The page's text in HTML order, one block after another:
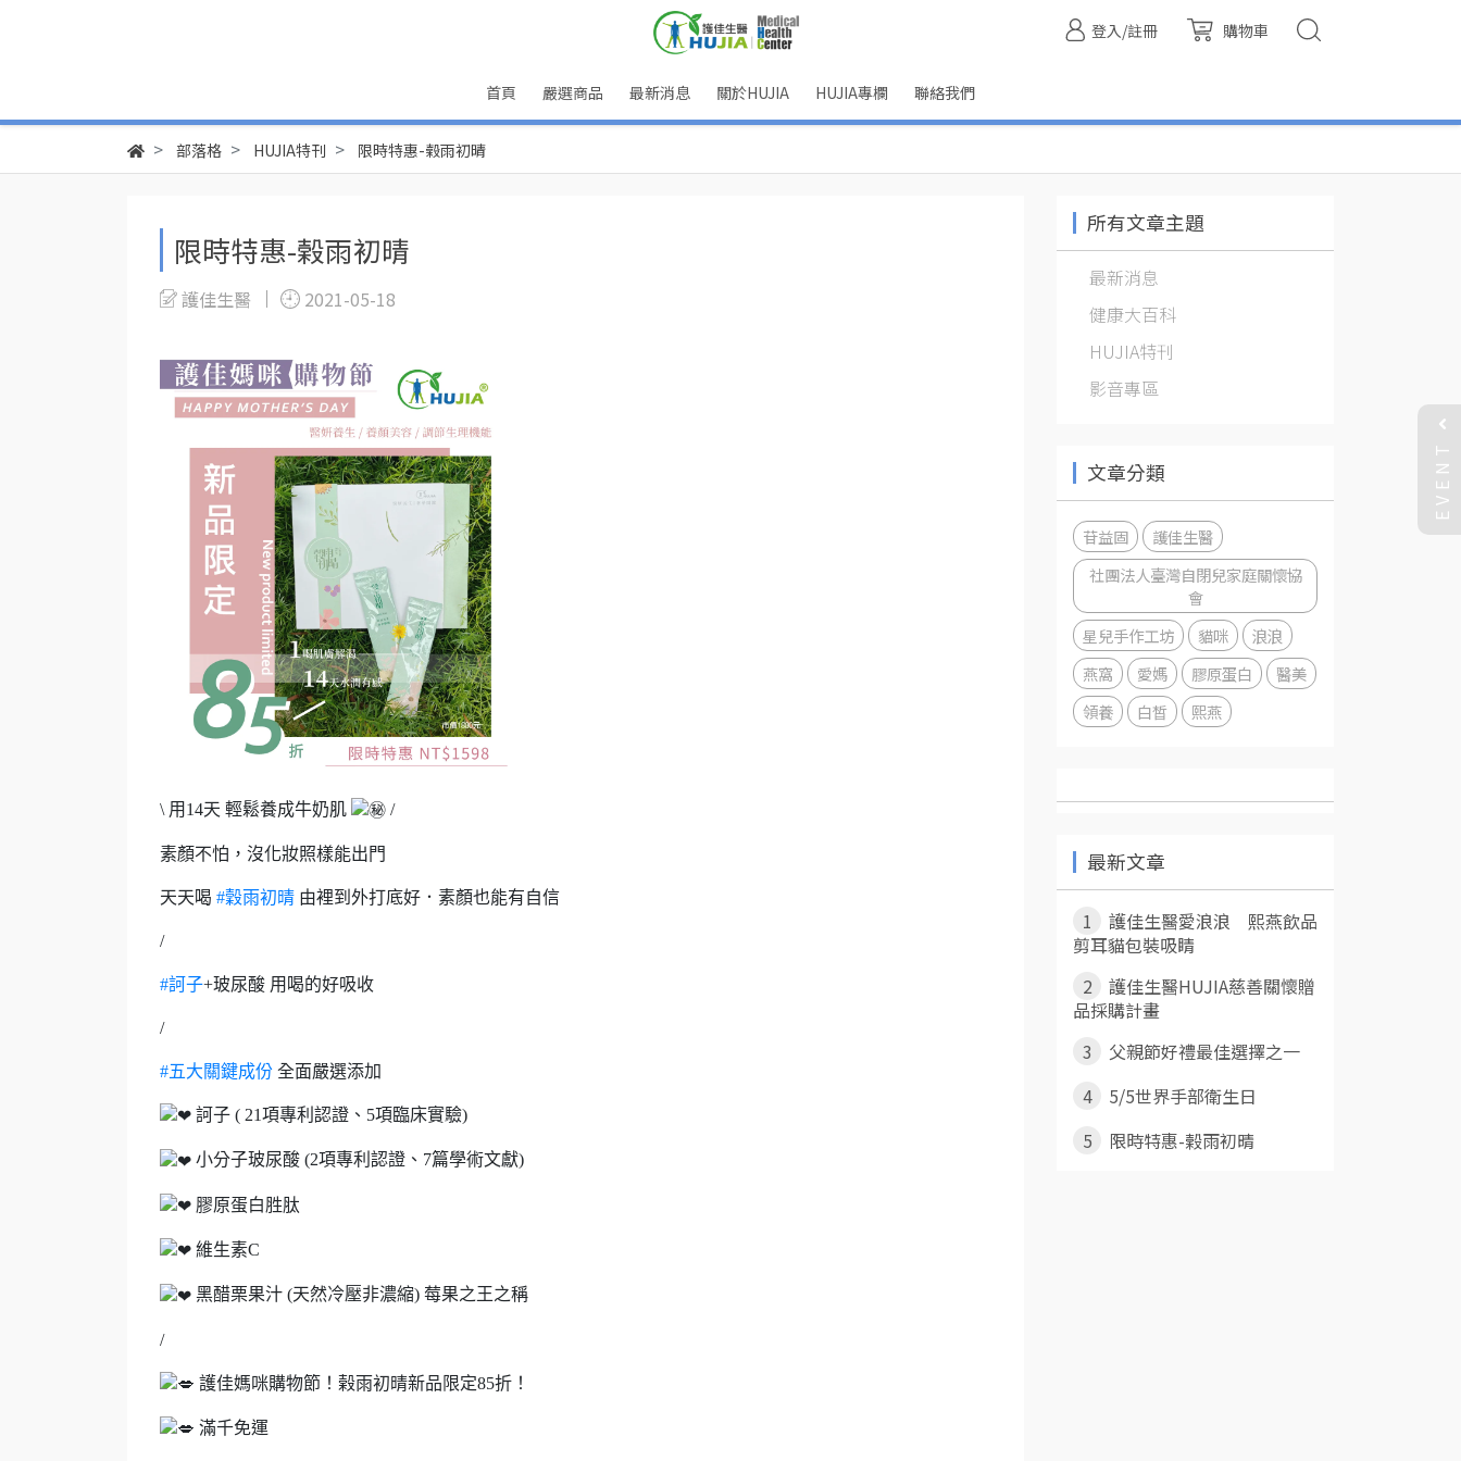
登入/註冊 購物車
首頁 嚴選商品 最新消息 關於HUJIA HUJIA專欄 聯絡我們
部落格 HUJIA特刊 限時特惠-榖雨初晴
限時特惠-榖雨初晴
護佳生醫 2021-05-18
\ 用14天 輕鬆養成牛奶肌 /
素顏不怕，沒化妝照樣能出門
天天喝 #穀雨初晴 由裡到外打底好．素顏也能有自信
/
#訶子+玻尿酸 用喝的好吸收
/
#五大關鍵成份 全面嚴選添加
訶子 ( 21項專利認證、5項臨床實驗)
小分子玻尿酸 (2項專利認證、7篇學術文獻)
膠原蛋白胜肽
維生素C
黑醋栗果汁 (天然冷壓非濃縮) 莓果之王之稱
/
護佳媽咪購物節！榖雨初晴新品限定85折！
滿千免運
所有文章主題
最新消息
健康大百科
HUJIA特刊
影音專區
文章分類
苷益固
護佳生醫
社團法人臺灣自閉兒家庭關懷協
會
星兒手作工坊
貓咪
浪浪
燕窩
愛媽 膠原蛋白
醫美
領養
白皙 熙燕
最新文章
1
護佳生醫愛浪浪 熙燕飲品
剪耳貓包裝吸睛
2
護佳生醫HUJIA慈善關懷贈
品採購計畫
3
父親節好禮最佳選擇之一
4
5/5世界手部衛生日
5
限時特惠-榖雨初晴
EVENT